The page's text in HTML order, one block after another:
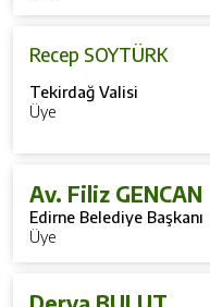
Recep SOYTÜRK
Tekirdağ Valisi
Üye
Av. Filiz GENCAN
Edirne Belediye Başkanı
Üye